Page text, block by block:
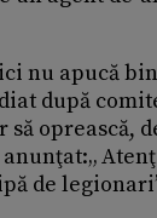
nu apucă
după
oprească,
de